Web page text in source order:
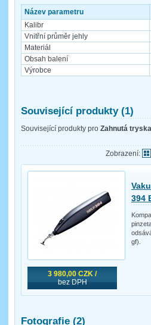
Název parametru
Kalibr
Vnitřní průměr jehly
Materiál
Obsah balení
Výrobce
Související produkty (1)
Související produkty pro Zahnutá
Zobrazení:
3 980,00 CZK /
bez DPH
394
gf).
Fotografie (2)